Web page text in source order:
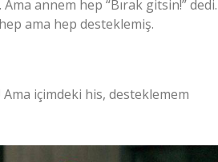
annem hep “Bırak gitsin!” dedi.
ama hep desteklemiş.
içimdeki his, desteklemem